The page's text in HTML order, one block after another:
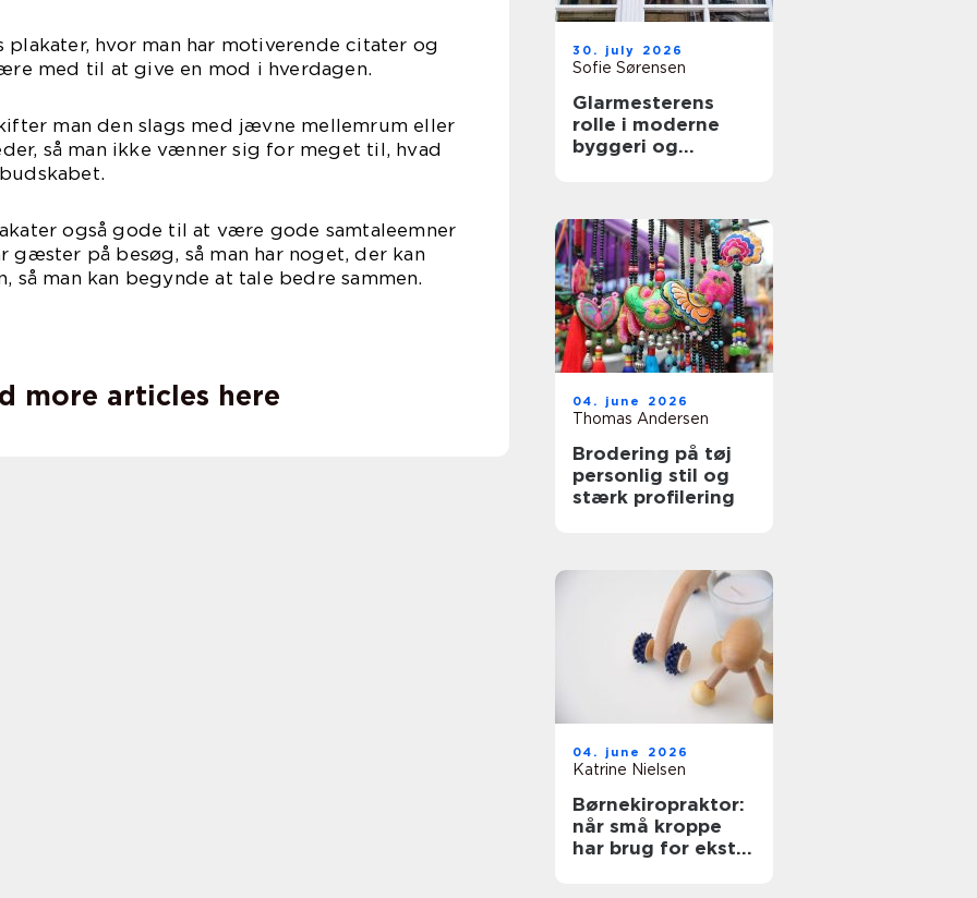
plakater, hvor man har motiverende citater og
med til at give en mod i hverdagen.
man den slags med jævne mellemrum eller
så man ikke vænner sig for meget til, hvad
også gode til at være gode samtaleemner
gæster på besøg, så man har noget, der kan
man kan begynde at tale bedre sammen.
more articles here
30. july 2026
Sofie Sørensen
Glarmesterens
rolle i moderne
byggeri og
04. june 2026
Thomas Andersen
Brodering på tøj
personlig stil og
stærk profilering
04. june 2026
Katrine Nielsen
Børnekiropraktor:
når små kroppe
har brug for ekstra